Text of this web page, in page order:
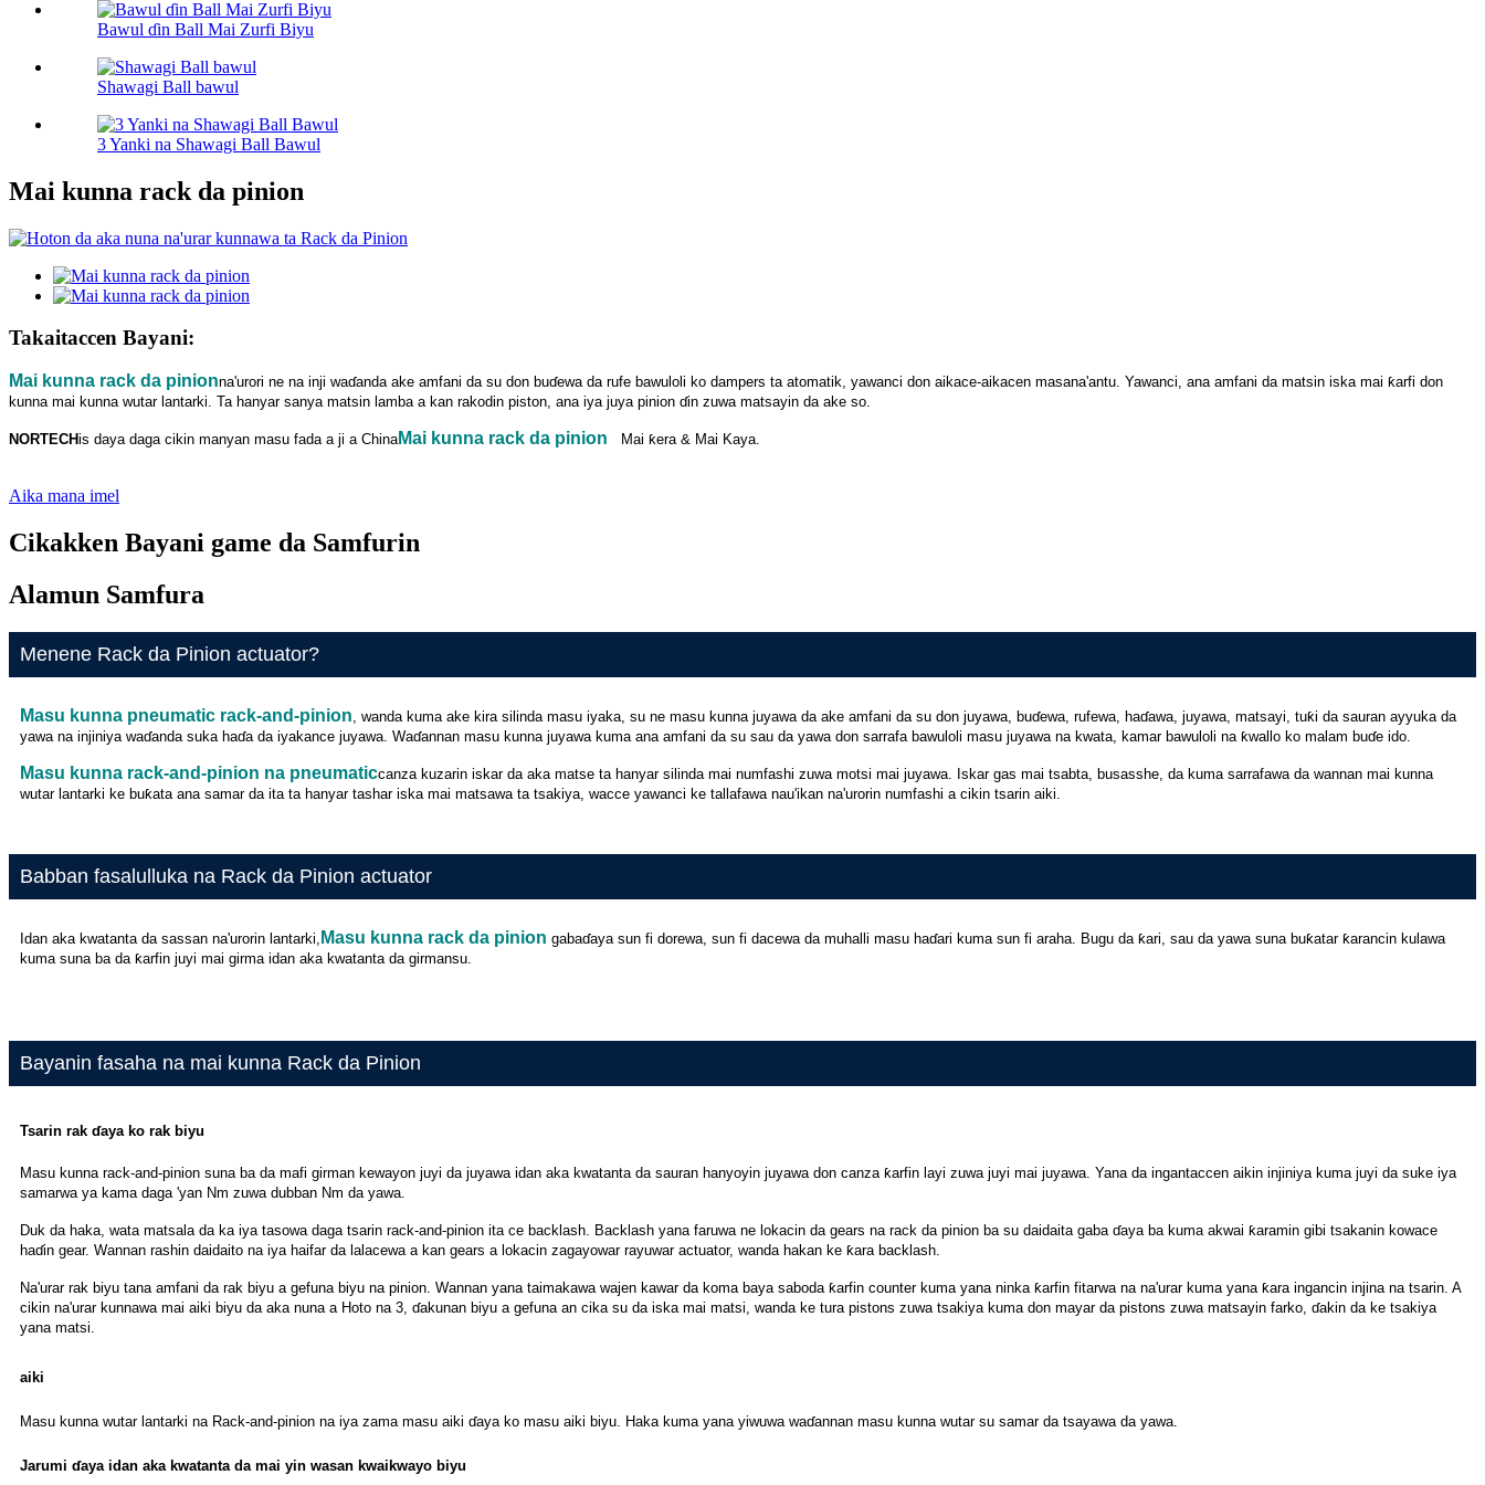
Bawul ɗin Ball Mai Zurfi Biyu
Shawagi Ball bawul
3 Yanki na Shawagi Ball Bawul
Mai kunna rack da pinion
Takaitaccen Bayani:
Mai kunna rack da pinionna'urori ne na inji waɗanda ake amfani da su don buɗewa da rufe bawuloli ko dampers ta atomatik, yawanci don aikace-aikacen masana'antu. Yawanci, ana amfani da matsin iska mai ƙarfi don
kunna mai kunna wutar lantarki. Ta hanyar sanya matsin lamba a kan rakodin piston, ana iya juya pinion ɗin zuwa matsayin da ake so.
NORTECHis daya daga cikin manyan masu fada a ji a China Mai kunna rack da pinion Mai ƙera & Mai Kaya.
Aika mana imel
Cikakken Bayani game da Samfurin
Alamun Samfura
Menene Rack da Pinion actuator?
Masu kunna pneumatic rack-and-pinion , wanda kuma ake kira silinda masu iyaka, su ne masu kunna juyawa da ake amfani da su don juyawa, buɗewa, rufewa, haɗawa, juyawa, matsayi, tuƙi da sauran ayyuka da
yawa na injiniya waɗanda suka haɗa da iyakance juyawa. Waɗannan masu kunna juyawa kuma ana amfani da su sau da yawa don sarrafa bawuloli masu juyawa na kwata, kamar bawuloli na ƙwallo ko malam buɗe ido.
Masu kunna rack-and-pinion na pneumaticcanza kuzarin iskar da aka matse ta hanyar silinda mai numfashi zuwa motsi mai juyawa. Iskar gas mai tsabta, busasshe, da kuma sarrafawa da wannan mai kunna
wutar lantarki ke buƙata ana samar da ita ta hanyar tashar iska mai matsawa ta tsakiya, wacce yawanci ke tallafawa nau'ikan na'urorin numfashi a cikin tsarin aiki.
Babban fasalulluka na Rack da Pinion actuator
Idan aka kwatanta da sassan na'urorin lantarki, Masu kunna rack da pinion gabaɗaya sun fi dorewa, sun fi dacewa da muhalli masu haɗari kuma sun fi araha. Bugu da ƙari, sau da yawa suna buƙatar ƙarancin kulawa
kuma suna ba da ƙarfin juyi mai girma idan aka kwatanta da girmansu.
Bayanin fasaha na mai kunna Rack da Pinion
Tsarin rak ɗaya ko rak biyu
Masu kunna rack-and-pinion suna ba da mafi girman kewayon juyi da juyawa idan aka kwatanta da sauran hanyoyin juyawa don canza ƙarfin layi zuwa juyi mai juyawa. Yana da ingantaccen aikin injiniya kuma juyi da suke iya
samarwa ya kama daga 'yan Nm zuwa dubban Nm da yawa.
Duk da haka, wata matsala da ka iya tasowa daga tsarin rack-and-pinion ita ce backlash. Backlash yana faruwa ne lokacin da gears na rack da pinion ba su daidaita gaba ɗaya ba kuma akwai ƙaramin gibi tsakanin kowace
haɗin gear. Wannan rashin daidaito na iya haifar da lalacewa a kan gears a lokacin zagayowar rayuwar actuator, wanda hakan ke ƙara backlash.
Na'urar rak biyu tana amfani da rak biyu a gefuna biyu na pinion. Wannan yana taimakawa wajen kawar da koma baya saboda ƙarfin counter kuma yana ninka ƙarfin fitarwa na na'urar kuma yana ƙara ingancin injina na tsarin. A
cikin na'urar kunnawa mai aiki biyu da aka nuna a Hoto na 3, ɗakunan biyu a gefuna an cika su da iska mai matsi, wanda ke tura pistons zuwa tsakiya kuma don mayar da pistons zuwa matsayin farko, ɗakin da ke tsakiya
yana matsi.
aiki
Masu kunna wutar lantarki na Rack-and-pinion na iya zama masu aiki ɗaya ko masu aiki biyu. Haka kuma yana yiwuwa waɗannan masu kunna wutar su samar da tsayawa da yawa.
Jarumi ɗaya idan aka kwatanta da mai yin wasan kwaikwayo biyu